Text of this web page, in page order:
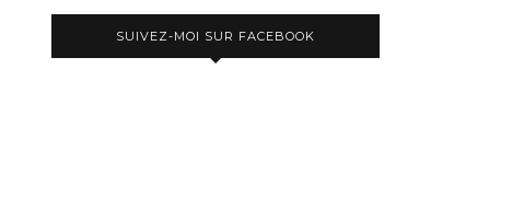
SUIVEZ-MOI SUR FACEBOOK